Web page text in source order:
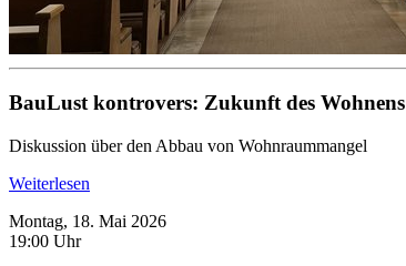
BauLust kontrovers: Zukunft des Wohnens
Diskussion über den Abbau von Wohnraummangel
Weiterlesen
Montag, 18. Mai 2026
19:00 Uhr